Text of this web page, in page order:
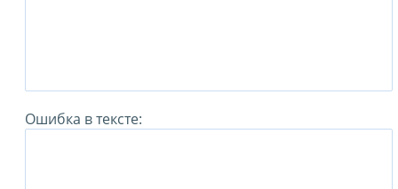
Ошибка в тексте: